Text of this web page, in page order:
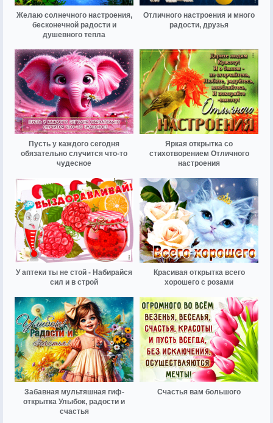
Желаю солнечного настроения,
бесконечной радости и
душевного тепла
Отличного настроения и много
радости, друзья
Пусть у каждого сегодня
обязательно случится что-то
чудесное
Яркая открытка со
стихотворением Отличного
настроения
У аптеки ты не стой - Набирайся
сил и в строй
Красивая открытка всего
хорошего с розами
Забавная мультяшная гиф-
открытка Улыбок, радости и
счастья
Счастья вам большого